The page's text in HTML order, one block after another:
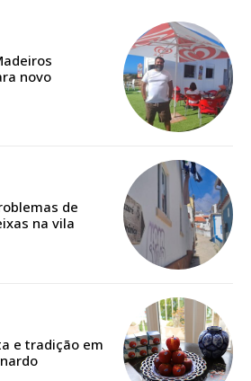
entregue à Quinta-feira em sua
online
Exclusivos para
16€
novo
de
na vila
e tradição em